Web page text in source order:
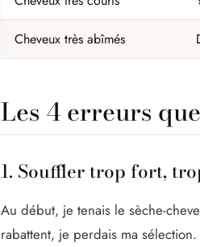
Cheveux très abîmés
Les 4 erreurs
1. Souffler trop fort,
Au début, je tenais le sèche-
rabattent, je perdais ma sélection.